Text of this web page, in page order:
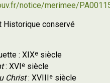
notice/merimee/
Historique conservé
: XIXesiècle
: XVIesiècle
Christ: XVIIIesiècle